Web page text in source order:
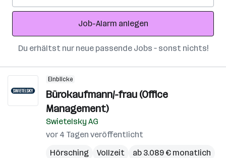
Adresse
Job-Alarm anlegen
Du erhältst nur neue passende Jobs – sonst nichts!
Einblicke
Bürokaufmann/-frau (Office
Management)
Swietelsky AG
vor 4 Tagen veröffentlicht
Hörsching
Vollzeit ab 3.089 € monatlich